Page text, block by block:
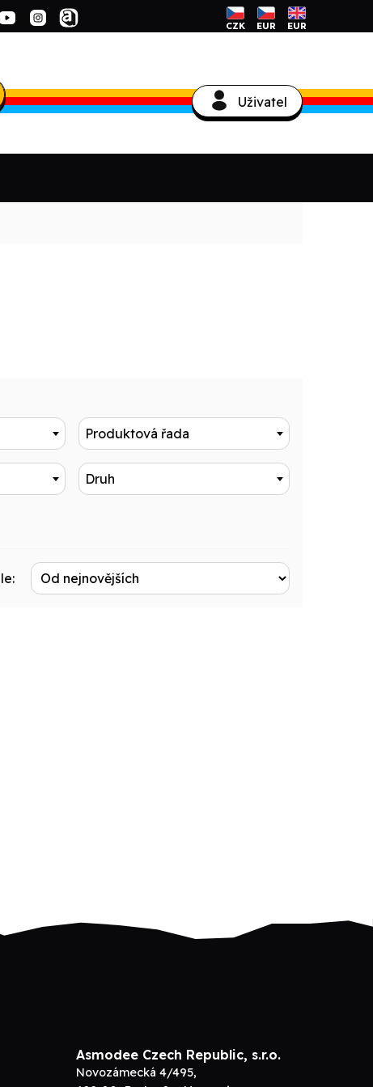
CZK EUR EUR
Uživatel
Produktová řada
Druh
Asmodee Czech Republic, s.r.o.
Novozámecká 4/495,